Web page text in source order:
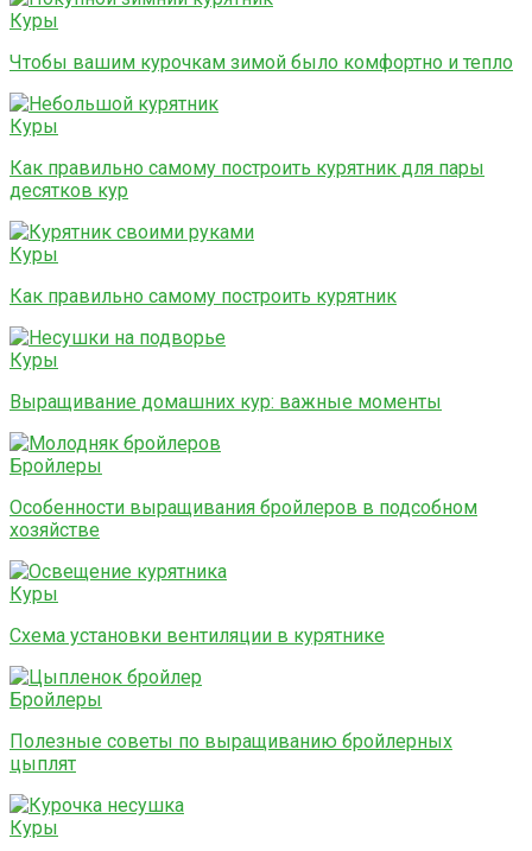
Куры
Чтобы вашим курочкам зимой было комфортно и тепло
Куры
Как правильно самому построить курятник для пары
десятков кур
Куры
Как правильно самому построить курятник
Куры
Выращивание домашних кур: важные моменты
Бройлеры
Особенности выращивания бройлеров в подсобном
хозяйстве
Куры
Схема установки вентиляции в курятнике
Бройлеры
Полезные советы по выращиванию бройлерных
цыплят
Куры